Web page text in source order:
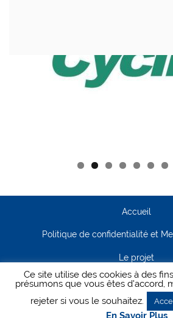
Accueil
Politique de confidentialité et
Le projet
Contact
- Pour Cyclisme
Ce site utilise des cookies à des
présumons que vous êtes d'accord,
rejeter si vous le souhaitez.
En Savoir Plus